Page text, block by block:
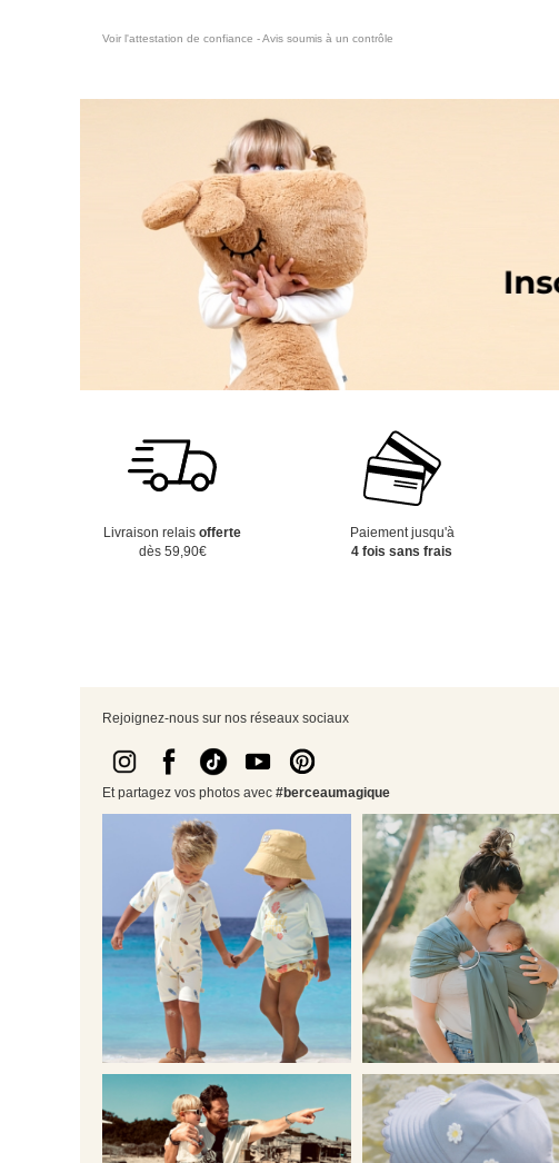
Voir l'attestation de confiance - Avis soumis à un contrôle
Livraison relaisofferte
dès 59,90€
Paiement jusqu'à
4 fois sans frais
Rejoignez-nous sur nos réseaux sociaux
Et partagez vos photos avec #berceaumagique